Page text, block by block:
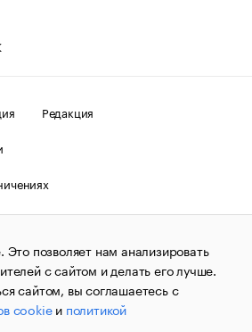
Редакция
О соблюдении авторских прав
1995–2026.Сообщения
агентства «РБК»
службой по надзору в сфере
технологий и массовых
09.12.2015 за номером ИА
пометкой «РБК». Отдельные
позволяет нам анализировать
с сайтом и делать его лучше.
сайтом, вы соглашаетесь с
cookieи политикой